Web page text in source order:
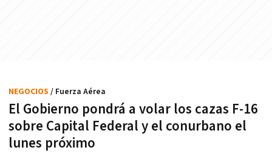
El Gobierno pondrá a volar los cazas F-16
sobre Capital Federal y el conurbano el
lunes próximo
NEGOCIOS / Fuerza Aérea